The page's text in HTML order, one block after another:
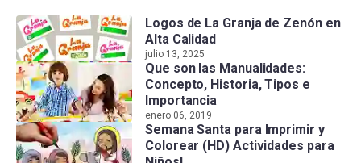
Logos de La Granja de Zenón en
Alta Calidad
julio 13, 2025
Que son las Manualidades:
Concepto, Historia, Tipos e
Importancia
enero 06, 2019
Semana Santa para Imprimir y
Colorear (HD) Actividades para